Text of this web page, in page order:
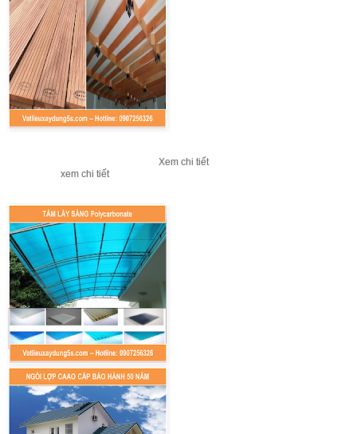
Xem chi tiết
xem chi tiết